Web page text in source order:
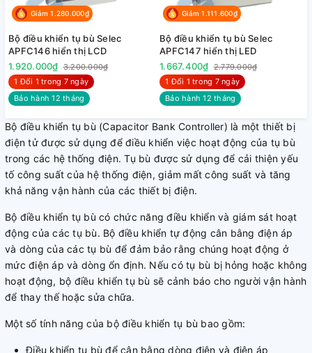
Giảm 1.280.000₫
Bộ điều khiển tụ bù Selec
APFC146 hiển thị LCD
1.920.000₫ 3.200.000₫
1 Đổi 1 trong 7 ngày
Bảo hành 12 tháng
Giảm 1.111.600₫
Bộ điều khiển tụ bù Selec
APFC147 hiển thị LED
1.667.400₫ 2.779.000₫
1 Đổi 1 trong 7 ngày
Bảo hành 12 tháng
Bộ điều khiển tụ bù (Capacitor Bank Controller) là một thiết bị
điện tử được sử dụng để điều khiển việc hoạt động của tụ bù
trong các hệ thống điện. Tụ bù được sử dụng để cải thiện yếu
tố công suất của hệ thống điện, giảm mất công suất và tăng
khả năng vận hành của các thiết bị điện.
Bộ điều khiển tụ bù có chức năng điều khiển và giám sát hoạt
động của các tụ bù. Bộ điều khiển tự động cân bằng điện áp
và dòng của các tụ bù để đảm bảo rằng chúng hoạt động ở
mức điện áp và dòng ổn định. Nếu có tụ bù bị hỏng hoặc không
hoạt động, bộ điều khiển tụ bù sẽ cảnh báo cho người vận hành
để thay thế hoặc sửa chữa.
Một số tính năng của bộ điều khiển tụ bù bao gồm:
Điều khiển tụ bù để cân bằng dòng điện và điện áp